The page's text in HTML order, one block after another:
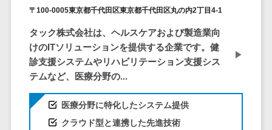
Web出願システム>
バーチャル試着システム>
農業支援システム>
その他業務支援サービス>
セキュリティ
標的型攻撃メ
ール対策
ペネトレーシ
ョンテスト
〒100-0005東京都千代田区東京都千代田区丸の内2丁目4-1
タック株式会社は、ヘルスケアおよび製造業向
けのITソリューションを提供する企業です。健
診支援システムやリハビリテーション支援シス
テムなど、医療分野の...
医療分野に特化したシステム提供
クラウド型と連携した先進技術